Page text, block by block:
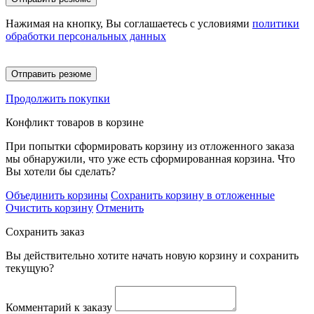
Нажимая на кнопку, Вы соглашаетесь с условиями политики
обработки персональных данных
Отправить резюме
Продолжить покупки
Конфликт товаров в корзине
При попытки сформировать корзину из отложенного заказа
мы обнаружили, что уже есть сформированная корзина. Что
Вы хотели бы сделать?
Объединить корзины Сохранить корзину в отложенные
Очистить корзину Отменить
Сохранить заказ
Вы действительно хотите начать новую корзину и сохранить
текущую?
Комментарий к заказу